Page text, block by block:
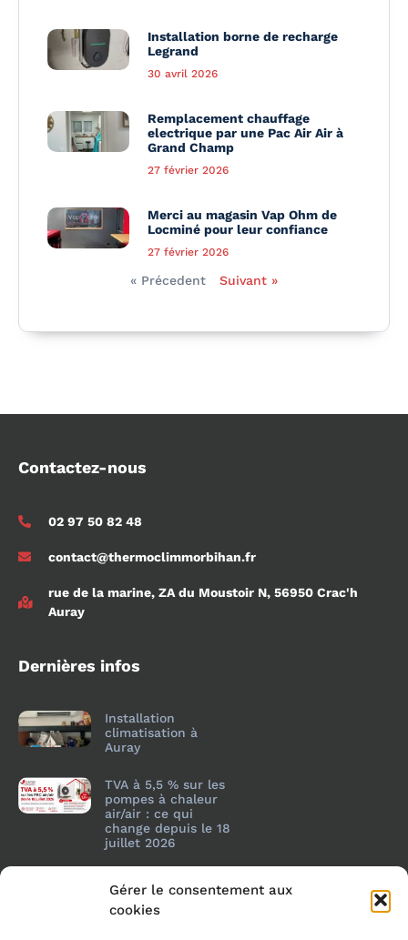
Gérer le consentement aux
cookies
Installation borne de recharge
Legrand
30 avril 2026
Remplacement chauffage
electrique par une Pac Air Air à
Grand Champ
27 février 2026
Merci au magasin Vap Ohm de
Locminé pour leur confiance
27 février 2026
« Précedent Suivant »
Contactez-nous
02 97 50 82 48
contact@thermoclimmorbihan.fr
rue de la marine, ZA du Moustoir N, 56950 Crac'h
Auray
Dernières infos
Installation
climatisation à
Auray
TVA à 5,5 % sur les
pompes à chaleur
air/air : ce qui
change depuis le 18
juillet 2026